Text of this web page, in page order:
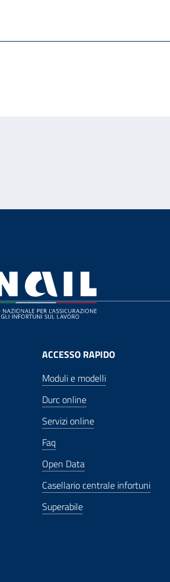
ACCESSO RAPIDO
Moduli e modelli
Durc online
Servizi online
Faq
Open Data
Casellario centrale infortuni
Superabile